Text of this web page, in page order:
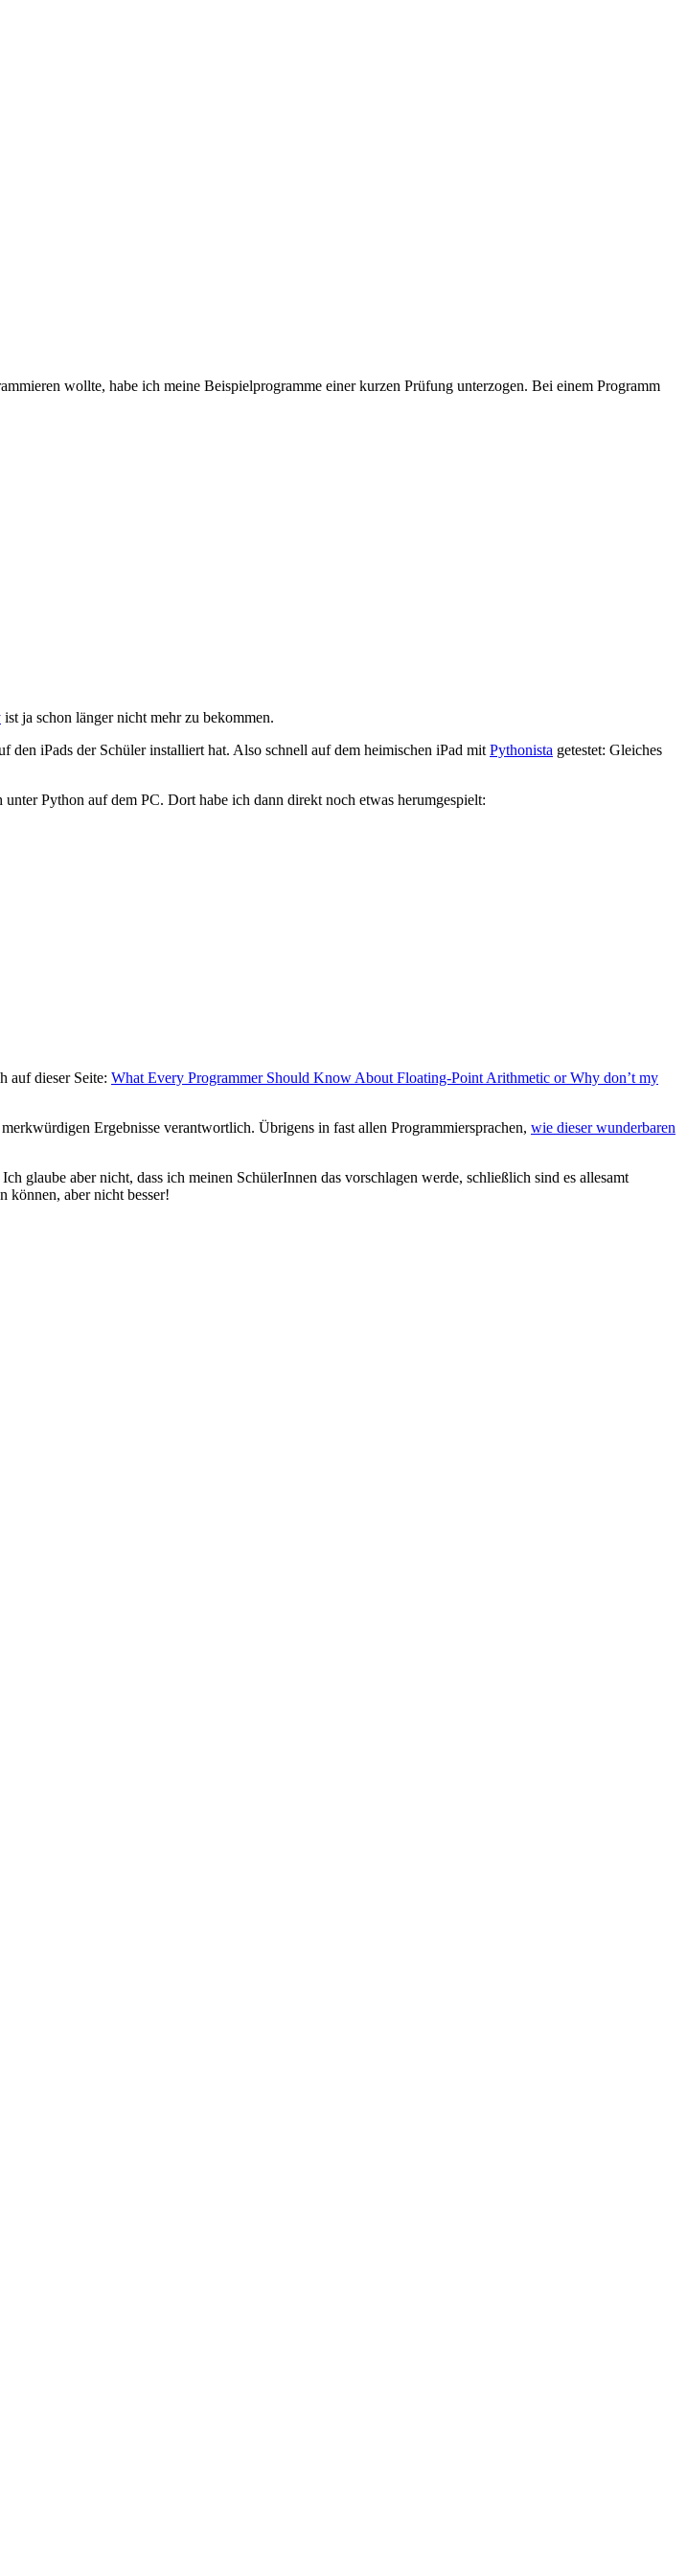
wollte, habe ich meine Beispielprogramme einer kurzen Prüfung unterzogen. Bei einem Programm
ist ja schon länger nicht mehr zu bekommen.
den iPads der Schüler installiert hat. Also schnell auf dem heimischen iPad mit Pythonista getestet: Gleiches
Python auf dem PC. Dort habe ich dann direkt noch etwas herumgespielt:
auf dieser Seite: What Every Programmer Should Know About Floating-Point Arithmetic or Why don’t my
Ergebnisse verantwortlich. Übrigens in fast allen Programmiersprachen, wie dieser wunderbaren
glaube aber nicht, dass ich meinen SchülerInnen das vorschlagen werde, schließlich sind es allesamt
können, aber nicht besser!